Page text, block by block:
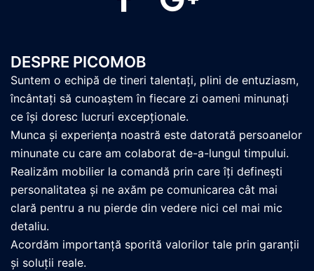
DESPRE PICOMOB
Suntem o echipă de tineri talentați, plini de entuziasm,
încântați să cunoaștem în fiecare zi oameni minunați
ce își doresc lucruri excepționale.
Munca și experiența noastră este datorată persoanelor
minunate cu care am colaborat de-a-lungul timpului.
Realizăm mobilier la comandă prin care îți definești
personalitatea și ne axăm pe comunicarea cât mai
clară pentru a nu pierde din vedere nici cel mai mic
detaliu.
Acordăm importanță sporită valorilor tale prin garanții
și soluții reale.